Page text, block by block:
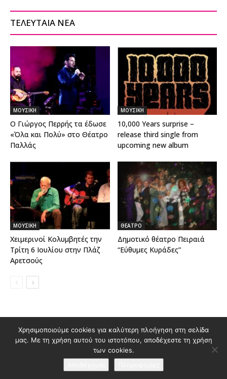
ΤΕΛΕΥΤΑΙΑ ΝΕΑ
ΜΟΥΣΙΚΗ
Ο Γιώργος Περρής τα έδωσε
«Όλα και Πολύ» στο Θέατρο
Παλλάς
ΜΟΥΣΙΚΗ
10,000 Years surprise –
release third single from
upcoming new album
ΜΟΥΣΙΚΗ
Χειμερινοί Κολυμβητές την
Τρίτη 6 Ιουλίου στην Πλάζ
Αρετσούς
ΘΕΑΤΡΟ
Δημοτικό θέατρο Πειραιά
“Εύθυμες Κυράδες”
Διαφημιστείτε στο Polis Magazino
Όροι χρήσης & Πολιτική Προστασίας Προσωπικών Δεδομένων
Επικοινωνία
© 2026 Κατασκευή ιστοσελίδαςidees creative marketing
Χρησιμοποιούμε cookies για καλύτερη πλοήγηση στη σελίδα
μας. Με τη χρήση αυτού του ιστοτόπου, αποδέχεστε τη χρήση
των cookies.